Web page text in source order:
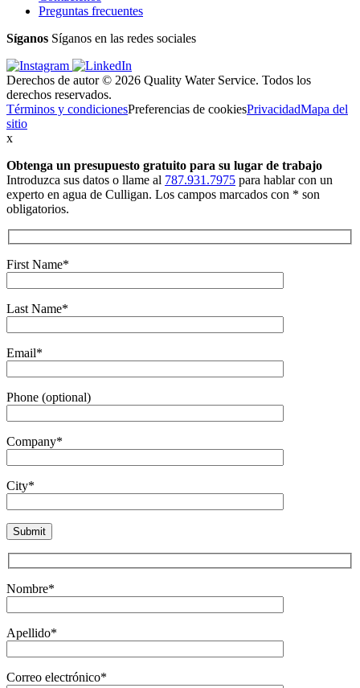
Preguntas frecuentes
Síganos Síganos en las redes sociales
Derechos de autor © 2026 Quality Water Service. Todos los
derechos reservados.
Términos y condicionesPreferencias de cookiesPrivacidadMapa del
sitio
x
Obtenga un presupuesto gratuito para su lugar de trabajo
Introduzca sus datos o llame al 787.931.7975 para hablar con un
experto en agua de Culligan. Los campos marcados con * son
obligatorios.
First Name*
Last Name*
Email*
Phone (optional)
Company*
City*
Nombre*
Apellido*
Correo electrónico*